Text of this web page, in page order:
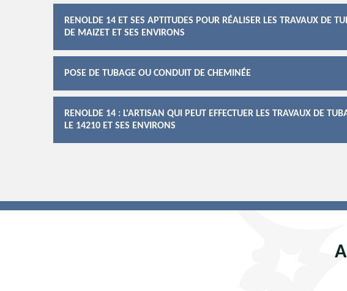
RENOLDE 14 ET SES APTITUDES POUR RÉALISER LES TRAVAUX DE
DE MAIZET ET SES ENVIRONS
POSE DE TUBAGE OU CONDUIT DE CHEMINÉE
RENOLDE 14 : L'ARTISAN QUI PEUT EFFECTUER LES TRAVAUX DE
LE 14210 ET SES ENVIRONS